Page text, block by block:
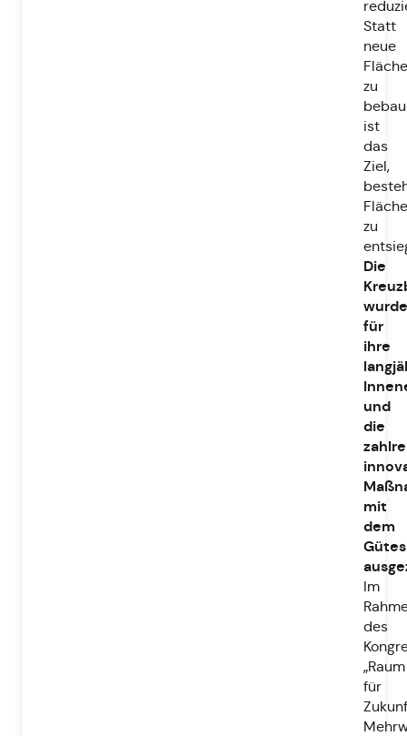
Statt
neue
zu
ist
das
Ziel,
zu
Die
wurde
für
ihre
und
die
mit
dem
Im
des
„Raum
für